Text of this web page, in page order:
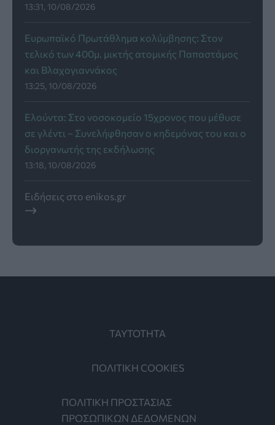
13:31, 10/08/2026
Ευρωπαϊκό Πρωτάθλημα κολύμβησης: Στον
τελικό των 400μ. μικτής ατομικής Παπαστάμος
και Βλαχογιαννάκος
13:25, 10/08/2026
Ελούντα: Στο νοσοκομείο 15χρονος που μέθυσε
σε γλέντι – Συνελήφθησαν ο κηδεμόνας του και ο
διοργανωτής της εκδήλωσης
13:18, 10/08/2026
Ειδήσεις στο enikos.gr
ΤΑΥΤΟΤΗΤΑ
ΠΟΛΙΤΙΚΗ COOKIES
ΠΟΛΙΤΙΚΗ ΠΡΟΣΤΑΣΙΑΣ
ΠΡΟΣΩΠΙΚΩΝ ΔΕΔΟΜΕΝΩΝ